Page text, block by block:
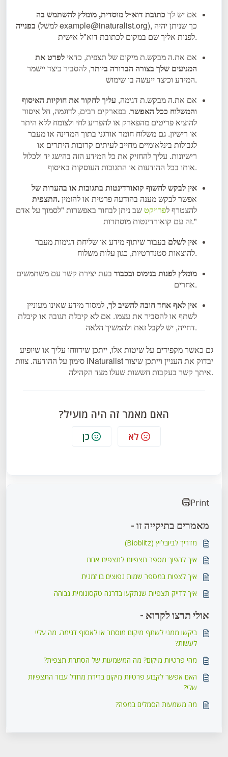
אם יש לך כתובת דוא״ל מוסדית, מומלץ להשתמש בה
בפנייה (למשל example@inaturalist.org), כך שניתן יהיה
לפנות אליך שם במקום לכתובת דוא"ל אישית.
אם את.ה מבקש.ת מיקום של תצפית, כדאילפרט את
המניעים שלך בצורה הברורה ביותר, להסביר כיצד יישמר
המידע וכיצד ייעשה בו שימוש.
אם את.ה מבקש.ת דגימה, עליך לחקור את חוקיות האיסוף
והמשלוח ככל האפשר. בפארקים רבים, לדוגמה, חל איסור
להוציא פריטים מהפארק או להפריע לחי ולצומח ללא היתר
או רישיון. גם משלוח חומר אורגני בתוך המדינה או מעבר
לגבולות בינלאומיים מחייב לעיתים קרובות היתרים או
רישיונות. עליך להחזיק את כל המידע הזה בהישג יד ולכלול
אותו בכל ההודעות או התגובות העוסקות באיסוף.
אין לבקש לחשוף קואורדינטות בתגובות או בהערות של
התצפית.אפשר לבקש מענה בהודעה פרטית או להזמין
להצטרף לפרויקטשב ניתן לבחור באפשרות "לסמוך על אדם
זה עם קואורדינטות מוסתרות."
אין לשלם בעבור שיתוף מידע או שליחת דגימות מעבר
להוצאות סטנדרטיות, כגון עלות משלוח.
מומלץ לפנות בנימוס ובכבוד בעת יצירת קשר עם משתמשים
אחרים.
אין לאף אחד חובה להשיב לך, למסור מידע שאינו מעוניין
לשתף או להסביר את עצמו. אם לא קיבלת תגובה או קיבלת
דחייה, יש לקבל זאת ולהמשיך הלאה.
גם כאשר מקפידים על שיטות אלו, ייתכן שידווחו עליך או שיופיע
סימון על ההודעה. צוות iNaturalist יבדוק את העניין וייתכן שיצור
איתך קשר בעקבות חששות שעלו מצד הקהילה.
האם מאמר זה היה מועיל?
לא כן
Print
מאמרים בתיקייה זו -
מדריך לביובליץ (Bioblitz)
איך להפוך מספר תצפיות לתצפית אחת
איך לצפות במספר שמות נפוצים בו זמנית
איך לדייק תצפיות שנתקעו בדרגה טקסונומית גבוהה
אולי תרצו לקרוא -
ביקשו ממני לשתף מיקום מוסתר או לאסוף דגימה. מה עליי
לעשות?
מהי פרטיות מיקום? מה המשמעות של הסתרת תצפית?
האם אפשר לקבוע פרטיות מיקום ברירת מחדל עבור התצפיות
שלי?
מה משמעות הסמלים במפה?